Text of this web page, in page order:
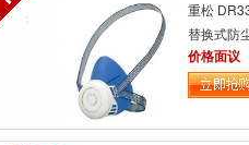
重松
替换式防
价格面议